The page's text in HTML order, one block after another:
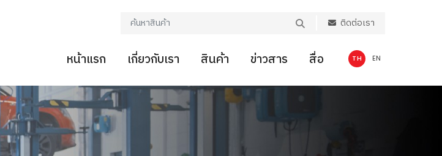
ติดต่อเรา
TH EN
หน้าแรก เกี่ยวกับเรา สินค้า ข่าวสาร สื่อ